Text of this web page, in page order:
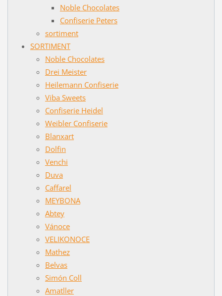
Noble Chocolates
Confiserie Peters
sortiment
SORTIMENT
Noble Chocolates
Drei Meister
Heilemann Confiserie
Viba Sweets
Confiserie Heidel
Weibler Confiserie
Blanxart
Dolfin
Venchi
Duva
Caffarel
MEYBONA
Abtey
Vánoce
VELIKONOCE
Mathez
Belvas
Simón Coll
Amatller